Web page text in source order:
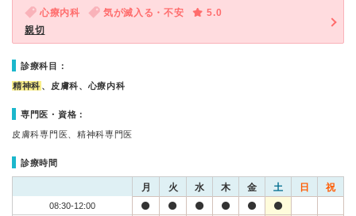
心療内科 気が滅入る・不安
5.0
親切
診療科目：
精神科 、皮膚科、心療内科
専門医・資格：
皮膚科専門医、精神科専門医
診療時間
月 火 水 木 金 土 日 祝
08:30-12:00